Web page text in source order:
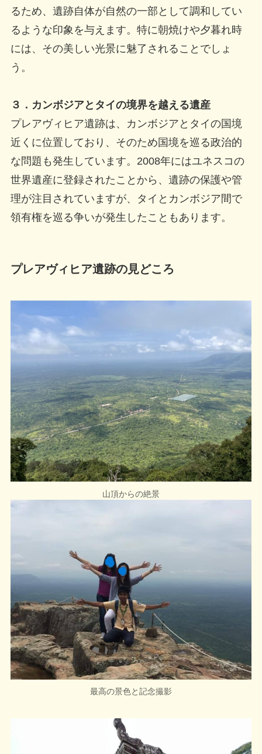
るため、遺跡自体が自然の一部として調和してい
るような印象を与えます。特に朝焼けや夕暮れ時
には、その美しい光景に魅了されることでしょ
う。
３．カンボジアとタイの境界を越える遺産
プレアヴィヒア遺跡は、カンボジアとタイの国境
近くに位置しており、そのため国境を巡る政治的
な問題も発生しています。2008年にはユネスコの
世界遺産に登録されたことから、遺跡の保護や管
理が注目されていますが、タイとカンボジア間で
領有権を巡る争いが発生したこともあります。
プレアヴィヒア遺跡の見どころ
山頂からの絶景
最高の景色と記念撮影